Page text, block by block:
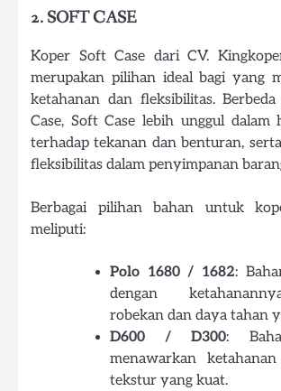
2. SOFT CASE
Koper Soft Case dari CV.
merupakan pilihan ideal bagi yang
ketahanan dan fleksibilitas.
Case, Soft Case lebih unggul dalam
terhadap tekanan dan benturan,
fleksibilitas dalam penyimpanan
Berbagai pilihan bahan untuk
meliputi:
Polo 1680 / 1682:
dengan
robekan dan daya tahan
D600 / D300:
menawarkan
tekstur yang kuat.